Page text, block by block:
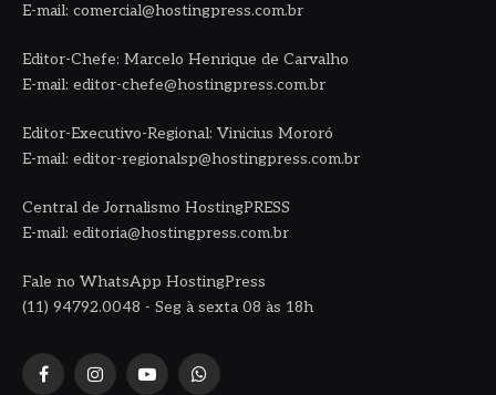
E-mail: comercial@hostingpress.com.br
Editor-Chefe: Marcelo Henrique de Carvalho
E-mail: editor-chefe@hostingpress.com.br
Editor-Executivo-Regional: Vinicius Mororó
E-mail: editor-regionalsp@hostingpress.com.br
Central de Jornalismo HostingPRESS
E-mail: editoria@hostingpress.com.br
Fale no WhatsApp HostingPress
(11) 94792.0048 - Seg à sexta 08 às 18h
FacebookInstagramYouTubeWhatsApp